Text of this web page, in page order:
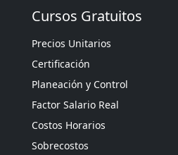
Cursos Gratuitos
Precios Unitarios
Certificación
Planeación y Control
Factor Salario Real
Costos Horarios
Sobrecostos